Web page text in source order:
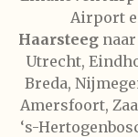
Airport
Haarsteeg
Utrecht,
Breda,
Amersfoort,
‘s-